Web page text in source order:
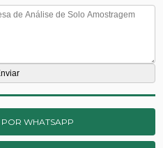
WHATSAPP